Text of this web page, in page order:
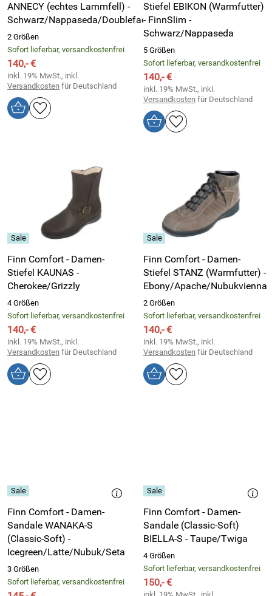
ANNECY (echtes Lammfell) -
Schwarz/Nappaseda/Doubleface
2 Größen
Sofort lieferbar, versandkostenfrei
140,- €
inkl. 19% MwSt., inkl.
Versandkosten für Deutschland
Stiefel EBIKON (Warmfutter)
- FinnSlim -
Schwarz/Nappaseda
5 Größen
Sofort lieferbar, versandkostenfrei
140,- €
inkl. 19% MwSt., inkl.
Versandkosten für Deutschland
Finn Comfort - Damen-
Stiefel KAUNAS -
Cherokee/Grizzly
4 Größen
Sofort lieferbar, versandkostenfrei
140,- €
inkl. 19% MwSt., inkl.
Versandkosten für Deutschland
Finn Comfort - Damen-
Stiefel STANZ (Warmfutter) -
Ebony/Apache/Nubukvienna
2 Größen
Sofort lieferbar, versandkostenfrei
140,- €
inkl. 19% MwSt., inkl.
Versandkosten für Deutschland
Finn Comfort - Damen-
Sandale WANAKA-S
(Classic-Soft) -
Icegreen/Latte/Nubuk/Seta
3 Größen
Sofort lieferbar, versandkostenfrei
Finn Comfort - Damen-
Sandale (Classic-Soft)
BIELLA-S - Taupe/Twiga
4 Größen
Sofort lieferbar, versandkostenfrei
150,- €